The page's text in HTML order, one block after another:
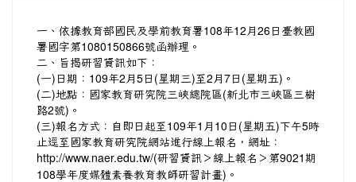
一、依據教育部國民及學前教育署108年12月26日臺教國
署國字第1080150866號函辦理。
二、旨揭研習資訊如下：
(一)日期：109年2月5日(星期三)至2月7日(星期五)。
(二)地點：國家教育研究院三峽總院區(新北市三峽區三樹
路2號)。
(三)報名方式：自即日起至109年1月10日(星期五)下午5時
止逕至國家教育研究院網站進行線上報名，網址：
http://www.naer.edu.tw/(研習資訊＞線上報名＞第9021期
108學年度媒體素養教育教師研習計畫)。